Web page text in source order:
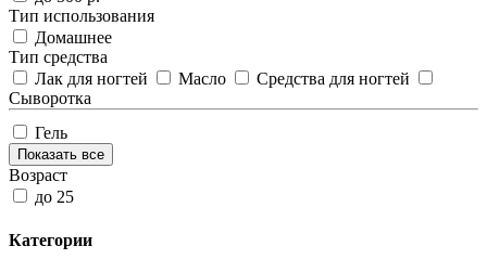
Тип использования
Домашнее
Тип средства
Лак для ногтей
Масло
Средства для ногтей
Сыворотка
Гель
Показать все
Возраст
до 25
Категории